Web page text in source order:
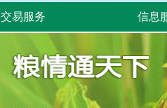
交易服务 信息